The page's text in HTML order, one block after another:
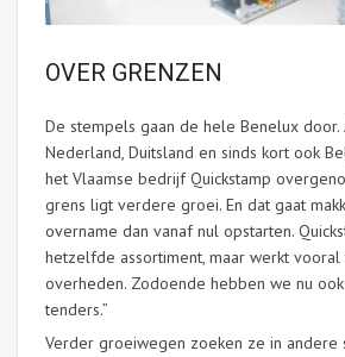
OVER GRENZEN
De stempels gaan de hele Benelux door.
Nederland, Duitsland en sinds kort ook
het Vlaamse bedrijf Quickstamp
grens ligt verdere groei. En dat gaat
overname dan vanaf nul opstarten.
hetzelfde assortiment, maar werkt
overheden. Zodoende hebben we nu
tenders.”
Verder groeiwegen zoeken ze in andere